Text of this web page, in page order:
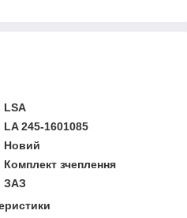
LSA
LA 245-1601085
Новий
Комплект зчеплення
ЗАЗ